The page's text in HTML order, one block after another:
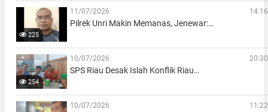
225
11/07/2026 14:16
Pilrek Unri Makin Memanas, Jenewar:…
254
10/07/2026 20:30
SPS Riau Desak Islah Konflik Riau…
10/07/2026 11:22